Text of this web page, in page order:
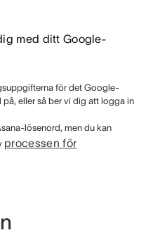
med ditt Google-
för det Google-
eller så ber vi dig att logga in
lösenord, men du kan
processen för